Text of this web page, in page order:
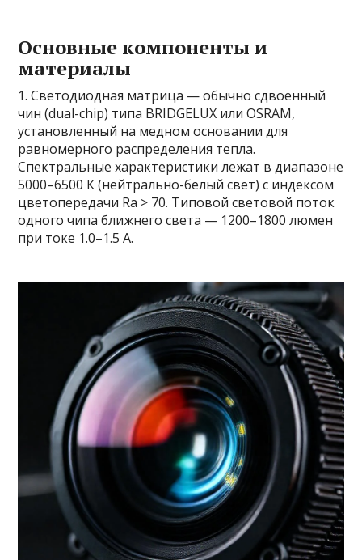
Основные компоненты и
материалы
1. Светодиодная матрица — обычно сдвоенный
чин (dual-chip) типа BRIDGELUX или OSRAM,
установленный на медном основании для
равномерного распределения тепла.
Спектральные характеристики лежат в диапазоне
5000–6500 К (нейтрально-белый свет) с индексом
цветопередачи Ra > 70. Типовой световой поток
одного чипа ближнего света — 1200–1800 люмен
при токе 1.0–1.5 А.